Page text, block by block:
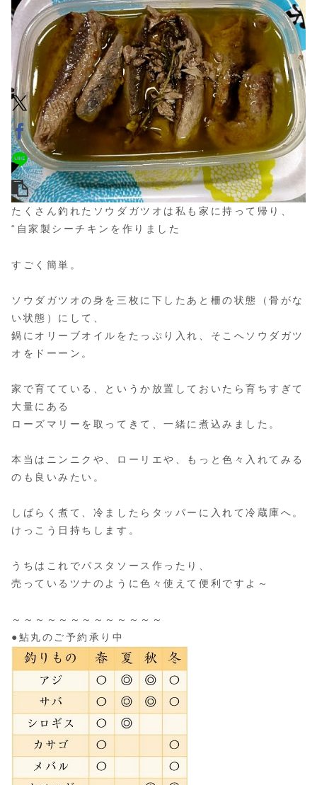
たくさん釣れたソウダガツオは私も家に持って帰り、
“自家製シーチキンを作りました
すごく簡単。
ソウダガツオの身を三枚に下したあと柵の状態（骨がな
い状態）にして、
鍋にオリーブオイルをたっぷり入れ、そこへソウダガツ
オをドーーン。
家で育てている、というか放置しておいたら育ちすぎて
大量にある
ローズマリーを取ってきて、一緒に煮込みました。
本当はニンニクや、ローリエや、もっと色々入れてみる
のも良いみたい。
しばらく煮て、冷ましたらタッパーに入れて冷蔵庫へ。
けっこう日持ちします。
うちはこれでパスタソース作ったり、
売っているツナのように色々使えて便利ですよ～
～～～～～～～～～～～～～
●鮎丸のご予約承り中